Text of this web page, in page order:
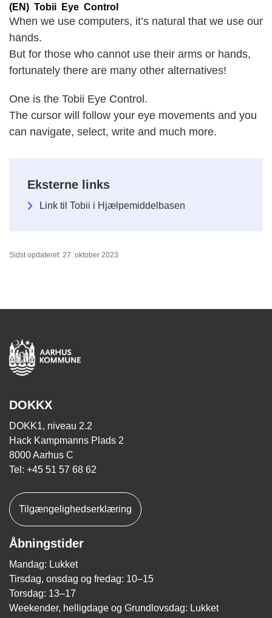
(EN) Tobii Eye Control
When we use computers, it’s natural that we use our
hands.
But for those who cannot use their arms or hands,
fortunately there are many other alternatives!
One is the Tobii Eye Control.
The cursor will follow your eye movements and you
can navigate, select, write and much more.
Eksterne links
Link til Tobii i Hjælpemiddelbasen
Sidst opdateret: 27. oktober 2023
DOKKX
DOKK1, niveau 2.2
Hack Kampmanns Plads 2
8000 Aarhus C
Tel: +45 51 57 68 62
Tilgængelighedserklæring
Åbningstider
Mandag: Lukket
Tirsdag, onsdag og fredag: 10–15
Torsdag: 13–17
Weekender, helligdage og Grundlovsdag: Lukket